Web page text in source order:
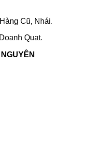
Cũ, Nhái.
Quạt.